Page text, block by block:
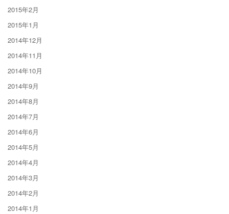
2015年2月
2015年1月
2014年12月
2014年11月
2014年10月
2014年9月
2014年8月
2014年7月
2014年6月
2014年5月
2014年4月
2014年3月
2014年2月
2014年1月